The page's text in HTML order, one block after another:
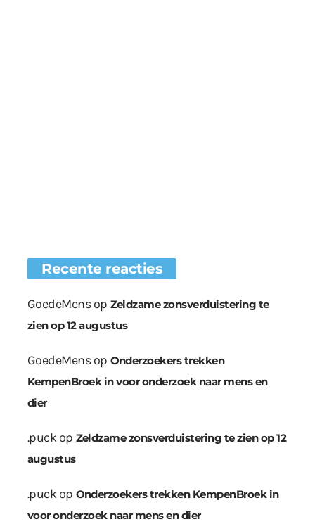
Recente reacties
GoedeMensop Zeldzame zonsverduistering te
zien op 12 augustus
GoedeMensop Onderzoekers trekken
KempenBroek in voor onderzoek naar mens en
dier
.puckop Zeldzame zonsverduistering te zien op 12
augustus
.puckop Onderzoekers trekken KempenBroek in
voor onderzoek naar mens en dier